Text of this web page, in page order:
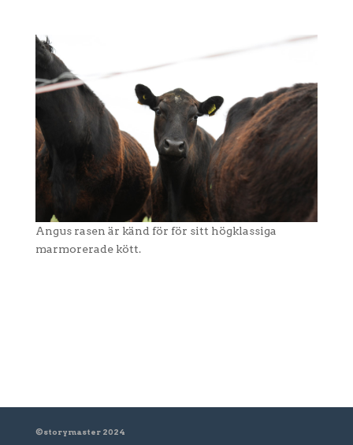
Angus rasen är känd för för sitt högklassiga
marmorerade kött.
©storymaster 2024